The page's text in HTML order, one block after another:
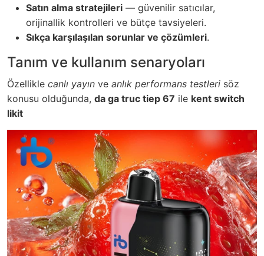
Satın alma stratejileri — güvenilir satıcılar,
orijinallik kontrolleri ve bütçe tavsiyeleri.
Sıkça karşılaşılan sorunlar ve çözümleri.
Tanım ve kullanım senaryoları
Özellikle canlı yayın ve anlık performans testleri söz
konusu olduğunda, da ga truc tiep 67 ile kent switch
likit